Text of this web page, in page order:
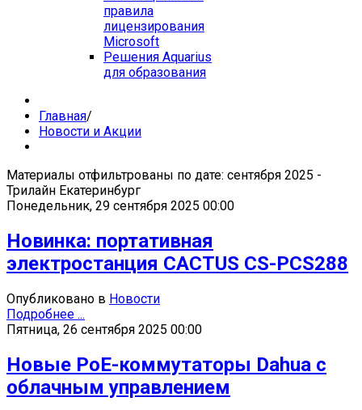
правила
лицензирования
Microsoft
Решения Aquarius
для образования
Главная/
Новости и Акции
Материалы отфильтрованы по дате: сентября 2025 -
Трилайн Екатеринбург
Понедельник, 29 сентября 2025 00:00
Новинка: портативная
электростанция CACTUS CS-PCS288
Опубликовано в Новости
Подробнее ...
Пятница, 26 сентября 2025 00:00
Новые PoE-коммутаторы Dahua с
облачным управлением